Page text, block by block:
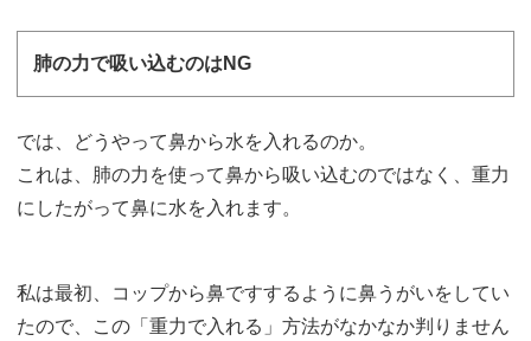
肺の力で吸い込むのはNG
では、どうやって鼻から水を入れるのか。
これは、肺の力を使って鼻から吸い込むのではなく、重力
にしたがって鼻に水を入れます。
私は最初、コップから鼻ですするように鼻うがいをしてい
たので、この「重力で入れる」方法がなかなか判りません